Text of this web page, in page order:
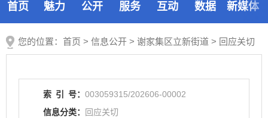
首页 魅力 公开 服务 互动 数据 新媒体
您的位置： 首页 > 信息公开 > 谢家集区立新街道 > 回应关切
索 引 号： 003059315/202606-00002
信息分类：
回应关切